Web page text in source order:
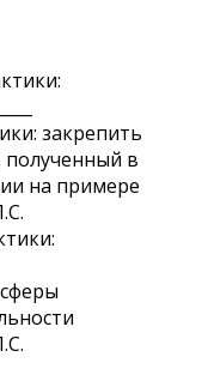
закрепить
полученный в
на примере